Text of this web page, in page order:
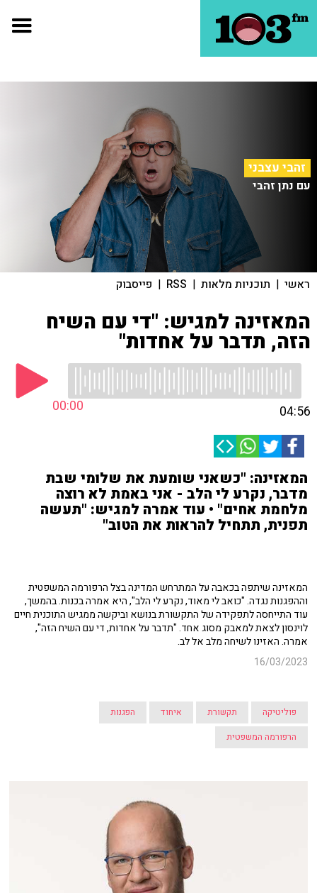
זהבי עצבני
עם נתן זהבי
ראשי | תוכניות מלאות |
RSS
| פייסבוק
המאזינה למגיש: "די עם השיח
הזה, תדבר על אחדות"
00:00 04:56
המאזינה: "כשאני שומעת את שלומי שבת
מדבר, נקרע לי הלב - אני באמת לא רוצה
מלחמת אחים" • עוד אמרה למגיש: "תעשה
תפנית, תתחיל להראות את הטוב"
המאזינה שיתפה בכאבה על המתרחש המדינה בצל הרפורמה המשפטית
וההפגנות נגדה. "כואב לי מאוד, נקרע לי הלב", היא אמרה בכנות. בהמשך,
עוד התייחסה לתפקידה של התקשורת בנושא וביקשה ממגיש התוכנית חיים
לוינסון לצאת למאבק מסוג אחד. "תדבר על אחדות, די עם השיח הזה",
אמרה. האזינו לשיחה מלב אל לב.
16/03/2023
פוליטיקה תקשורת איחוד
הפגנות
הרפורמה המשפטית